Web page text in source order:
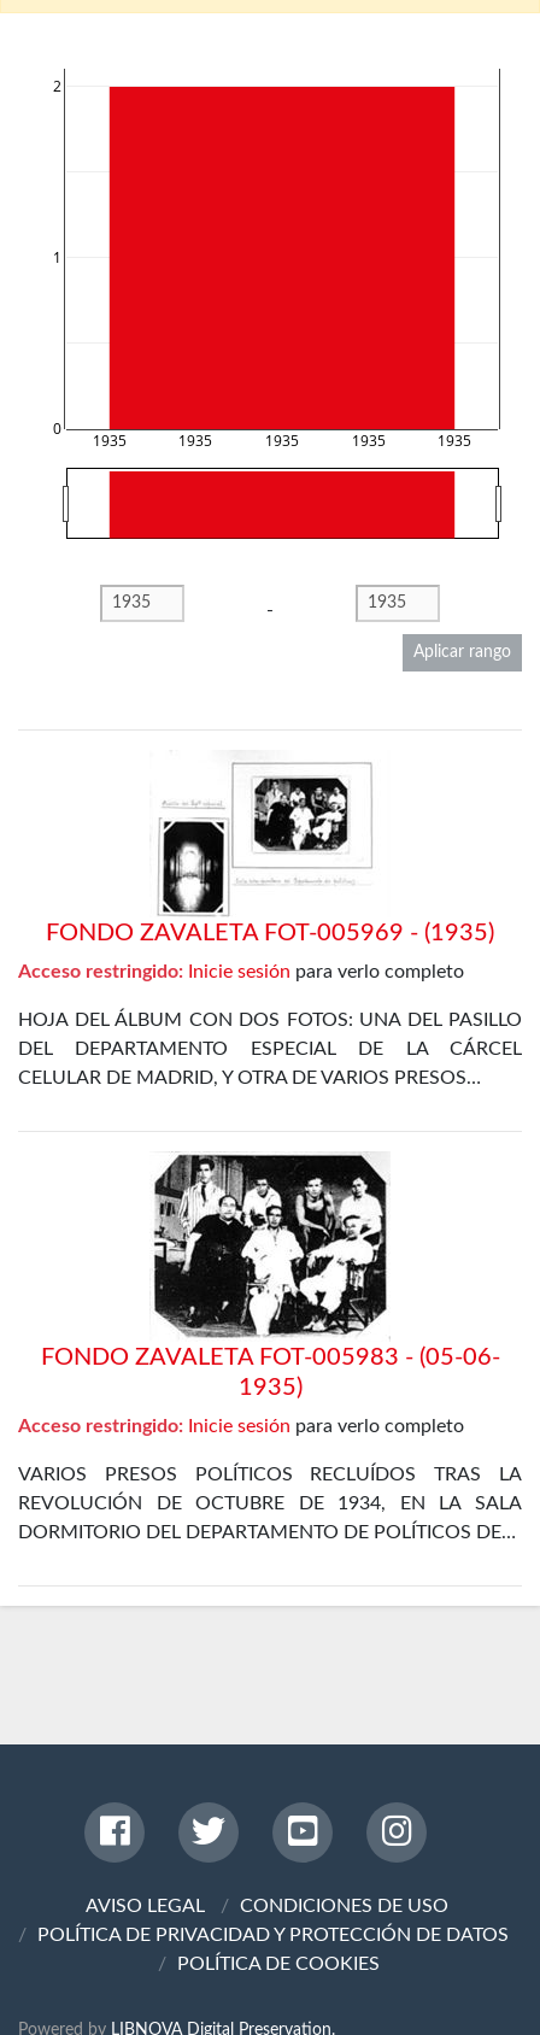
1935 1935 1935 1935 1935
0
1
2
-
Aplicar rango
FONDO ZAVALETA FOT-005969 - (1935)
Acceso restringido: Inicie sesión para verlo completo
HOJA DEL ÁLBUM CON DOS FOTOS: UNA DEL PASILLO
DEL DEPARTAMENTO ESPECIAL DE LA CÁRCEL
CELULAR DE MADRID, Y OTRA DE VARIOS PRESOS…
FONDO ZAVALETA FOT-005983 - (05-06-
1935)
Acceso restringido: Inicie sesión para verlo completo
VARIOS PRESOS POLÍTICOS RECLUÍDOS TRAS LA
REVOLUCIÓN DE OCTUBRE DE 1934, EN LA SALA
DORMITORIO DEL DEPARTAMENTO DE POLÍTICOS DE…
AVISO LEGAL
CONDICIONES DE USO
POLÍTICA DE PRIVACIDAD Y PROTECCIÓN DE DATOS
POLÍTICA DE COOKIES
Powered by LIBNOVA Digital Preservation.